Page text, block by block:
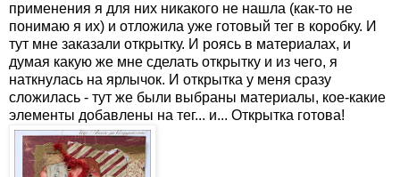
применения я для них никакого не нашла (как-то не
понимаю я их) и отложила уже готовый тег в коробку. И
тут мне заказали открытку. И роясь в материалах, и
думая какую же мне сделать открытку и из чего, я
наткнулась на ярлычок. И открытка у меня сразу
сложилась - тут же были выбраны материалы, кое-какие
элементы добавлены на тег... и... Открытка готова!